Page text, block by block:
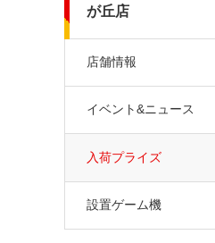
が丘店
店舗情報
イベント&ニュース
入荷プライズ
設置ゲーム機